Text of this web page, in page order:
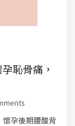
恥骨痛，
孕後期腰酸背